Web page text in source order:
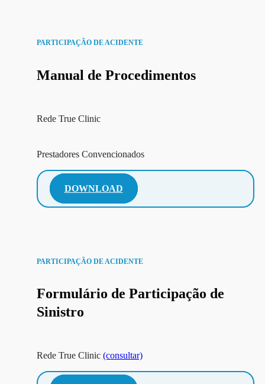
PARTICIPAÇÃO DE ACIDENTE
Manual de Procedimentos
Rede True Clinic
Prestadores Convencionados
DOWNLOAD
PARTICIPAÇÃO DE ACIDENTE
Formulário de Participação de
Sinistro
Rede True Clinic (consultar)